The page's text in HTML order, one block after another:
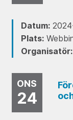
Datum:
Plats:
Organisatör:
ONS
24